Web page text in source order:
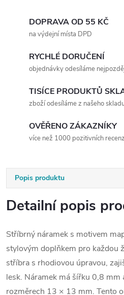
DOPRAVA OD 55 KČ
na výdejní místa DPD
RYCHLÉ DORUČENÍ
objednávky odesíláme
TISÍCE PRODUKTŮ
zboží odesíláme z našeho
OVĚŘENO ZÁKAZNÍKY
více než 1000 pozitivních
Popis produktu
Detailní popis
Stříbrný náramek s motivem
stylovým doplňkem pro každou
stříbra s rhodiovou úpravou,
lesk. Náramek má šířku 0,8 mm
rozměrech 13 × 13 mm. Tento